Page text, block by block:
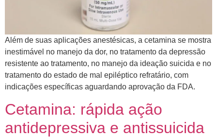
Além de suas aplicações anestésicas, a cetamina se mostra
inestimável no manejo da dor, no tratamento da depressão
resistente ao tratamento, no manejo da ideação suicida e no
tratamento do estado de mal epiléptico refratário, com
indicações específicas aguardando aprovação da FDA.
Cetamina: rápida ação
antidepressiva e antissuicida